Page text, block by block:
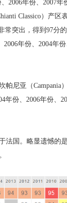
年份、2007年
Classico）产区
常突出，得到97分
2006年份、2004年
尼亚（Campania
年份、2006年份、
国。略显遗憾的